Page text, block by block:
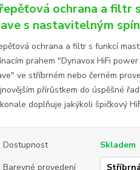
ochrana a filtr
s nastavitelným
ochrana a filtr s funkcí
prahem "Dynavox HiFi
ve stříbrném nebo černém
přírůstkem do úspěšné
doplňuje jakýkoli špičkový
Dostupnost
Skladem
Barevné provedení